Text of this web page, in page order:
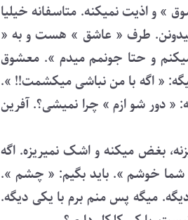
و اذیت نمیکنه. متاسفانه خیلیا
طرف « عاشق » هست و به «
و حتا جونمم میدم ». معشوق
« اگه با من نباشی میکشمت!! ».
« دور شو ازم » چرا نمیشی؟. آفرین
بغض میکنه و اشک نمیریزه. اگه
شما خوشم ». باید بگیم: « چشم ».
میگه پس منم برم با یکی دیگه.